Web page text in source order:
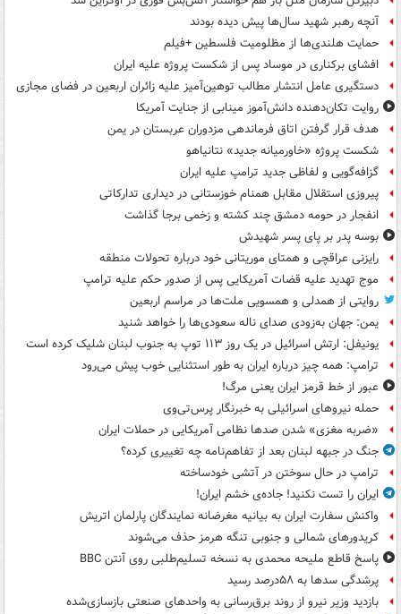
آنچه رهبر شهید سال‌ها پیش دیده بودند
حمایت هلندی‌ها از مظلومیت فلسطین +فیلم
افشای برکناری در موساد پس از شکست پروژه علیه ایران
دستگیری عامل انتشار مطالب توهین‌آمیز علیه زائران اربعین در فضای مجازی
روایت تکان‌دهنده دانش‌آموز مینابی از جنایت آمریکا
هدف قرار گرفتن اتاق‌ فرماندهی مزدوران عربستان در یمن
شکست پروژه «خاورمیانه جدید» نتانیاهو
گزافه‌گویی و لفاظی جدید ترامپ علیه ایران
پیروزی استقلال مقابل همنام خوزستانی در دیداری تدارکاتی
انفجار در حومه دمشق چند کشته و زخمی برجا گذاشت
بوسه‌ پدر بر پای پسر شهیدش
رایزنی عراقچی و همتای موریتانی خود درباره تحولات منطقه
موج تهدید علیه قضات آمریکایی پس از صدور حکم علیه ترامپ
روایتی از همدلی و همسویی ملت‌ها در مراسم اربعین
یمن: جهان به‌زودی صدای ناله سعودی‌ها را خواهد شنید
یونیفل: ارتش اسرائیل در یک روز ۱۱۳ توپ به جنوب لبنان شلیک کرده است
ترامپ: همه چیز درباره ایران به طور استثنایی خوب پیش می‌رود
عبور از خط قرمز ایران یعنی مرگ!
حمله نیروهای اسرائیلی به خبرنگار پرس‌تی‌وی
«ضربه مغزی» شدن صدها نظامی آمریکایی در حملات ایران
جنگ در جبهه لبنان بعد از تفاهم‌نامه چه تغییری کرده؟
ترامپ در حال سوختن در آتشی خودساخته
ایران را تست نکنید! جاده‌ی خشم ایران!
واکنش سفارت ایران به بیانیه مغرضانه نمایندگان پارلمان اتریش
کریدورهای شمالی و جنوبی تنگه هرمز حذف می‌شوند
پاسخ قاطع ملیحه محمدی به نسخه تسلیم‌طلبی روی آنتن BBC
پرشدگی سدها به ۵۸درصد رسید
بازدید وزیر نیرو از روند برق‌رسانی به واحدهای صنعتی بازسازی‌شده